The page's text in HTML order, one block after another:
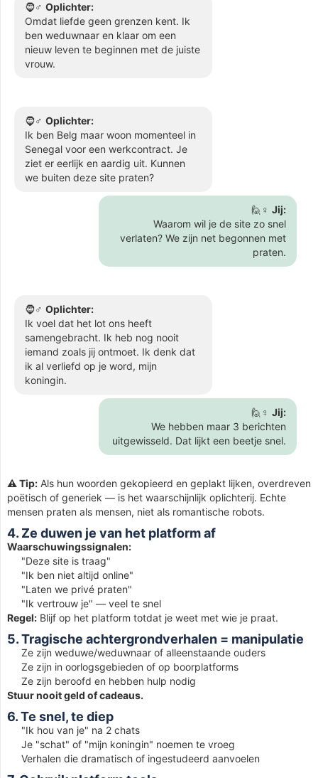
🧔♂️ Oplichter:
Omdat liefde geen grenzen kent. Ik
ben weduwnaar en klaar om een
nieuw leven te beginnen met de juiste
vrouw.
🧔♂️ Oplichter:
Ik ben Belg maar woon momenteel in
Senegal voor een werkcontract. Je
ziet er eerlijk en aardig uit. Kunnen
we buiten deze site praten?
🙋♀️ Jij:
Waarom wil je de site zo snel
verlaten? We zijn net begonnen met
praten.
🧔♂️ Oplichter:
Ik voel dat het lot ons heeft
samengebracht. Ik heb nog nooit
iemand zoals jij ontmoet. Ik denk dat
ik al verliefd op je word, mijn
koningin.
🙋♀️ Jij:
We hebben maar 3 berichten
uitgewisseld. Dat lijkt een beetje snel.
⚠️ Tip: Als hun woorden gekopieerd en geplakt lijken, overdreven
poëtisch of generiek — is het waarschijnlijk oplichterij. Echte
mensen praten als mensen, niet als romantische robots.
4. Ze duwen je van het platform af
Waarschuwingssignalen:
"Deze site is traag"
"Ik ben niet altijd online"
"Laten we privé praten"
"Ik vertrouw je" — veel te snel
Regel: Blijf op het platform totdat je weet met wie je praat.
5. Tragische achtergrondverhalen = manipulatie
Ze zijn weduwe/weduwnaar of alleenstaande ouders
Ze zijn in oorlogsgebieden of op boorplatforms
Ze zijn beroofd en hebben hulp nodig
Stuur nooit geld of cadeaus.
6. Te snel, te diep
"Ik hou van je" na 2 chats
Je "schat" of "mijn koningin" noemen te vroeg
Verhalen die dramatisch of ingestudeerd aanvoelen